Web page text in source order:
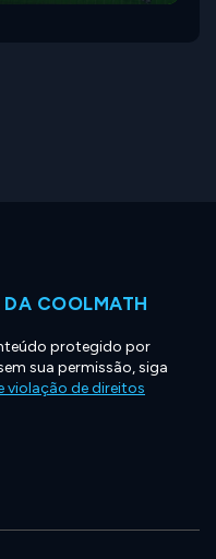
COOLMATH
protegido por
sua permissão, siga
violação de direitos